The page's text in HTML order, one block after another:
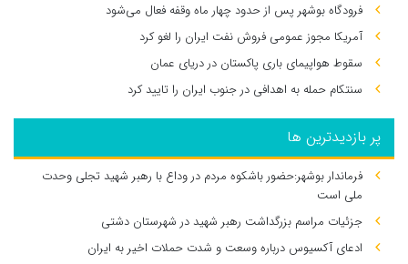
فرودگاه بوشهر پس از حدود چهار ماه وقفه فعال می‌شود
آمریکا مجوز عمومی فروش نفت ایران را لغو کرد
سقوط هواپیمای باری پاکستان در دریای عمان
سنتکام حمله به اهدافی در جنوب ایران را تایید کرد
پر بازدیدترین ها
فرماندار بوشهر:حضور باشکوه مردم در وداع با رهبر شهید تجلی وحدت
ملی است
جزئیات مراسم بزرگداشت رهبر شهید در شهرستان دشتی
ادعای آکسیوس درباره وسعت و شدت حملات اخیر به ایران